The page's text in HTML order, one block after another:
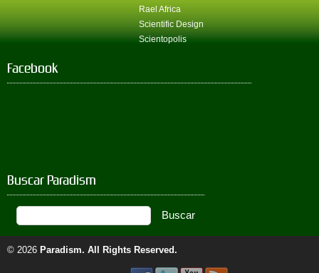
Rael Africa
Scientific Design
Scientopolis
Facebook
Buscar Paradism
© 2026 Paradism. All Rights Reserved.